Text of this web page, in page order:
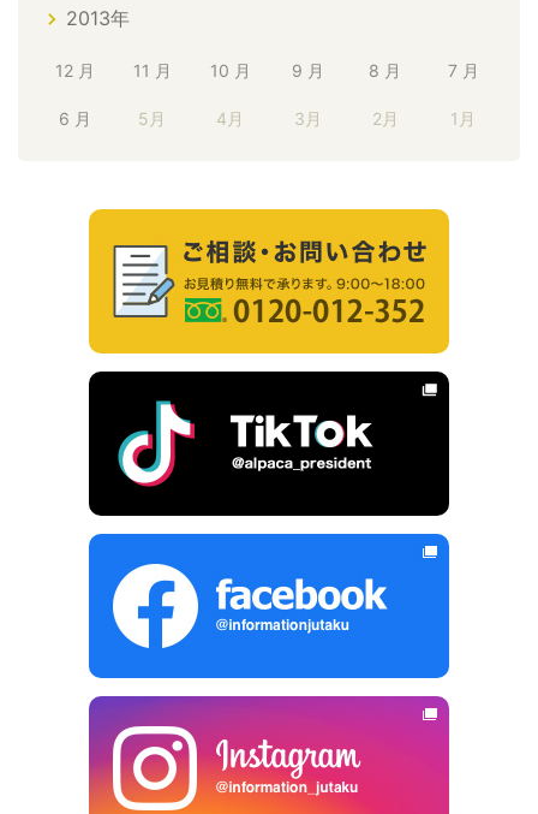
2013年
12 月 11 月 10 月 9 月 8 月 7 月
6 月 5月 4月 3月 2月 1月